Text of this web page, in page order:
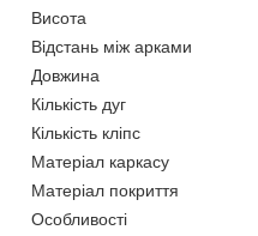
Висота
Відстань між арками
Довжина
Кількість дуг
Кількість кліпс
Матеріал каркасу
Матеріал покриття
Особливості